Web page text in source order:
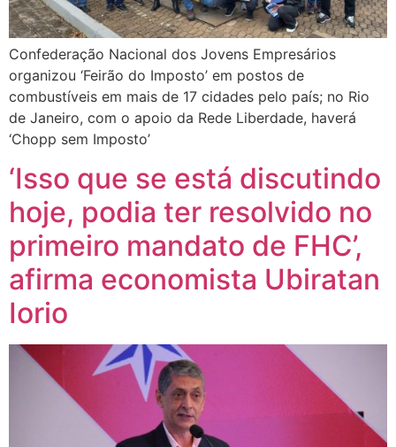
Confederação Nacional dos Jovens Empresários
organizou ‘Feirão do Imposto’ em postos de
combustíveis em mais de 17 cidades pelo país; no Rio
de Janeiro, com o apoio da Rede Liberdade, haverá
‘Chopp sem Imposto’
‘Isso que se está discutindo
hoje, podia ter resolvido no
primeiro mandato de FHC’,
afirma economista Ubiratan
Iorio